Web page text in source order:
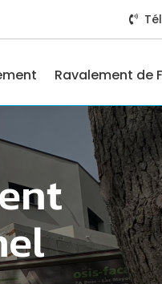

Ravalement de